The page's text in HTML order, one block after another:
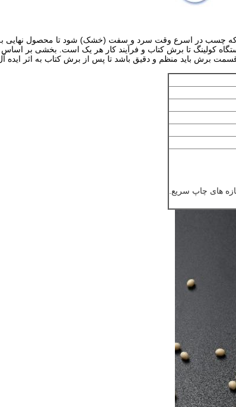
در اسرع وقت سرد و سفت (خشک) شود تا محصول نهایی به
کولینگ تا برش کتاب و فرآیند کار هر یک است. بخشی بر
برش باید منظم و دقیق باشد تا پس از برش کتاب به اثر ایده
های چاپ سریع.